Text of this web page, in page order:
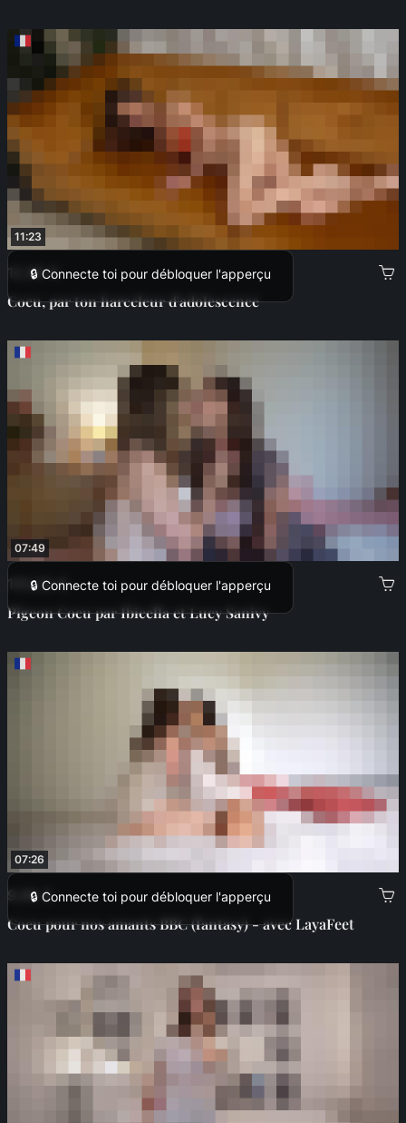
11:23
🔒 Connecte toi pour débloquer l'apperçu
12,99 €
Cocu, par ton harceleur d'adolescence
07:49
🔒 Connecte toi pour débloquer l'apperçu
100,00 €
Pigeon Cocu par Ibicella et Lucy Sanivy
07:26
🔒 Connecte toi pour débloquer l'apperçu
9,99 €
Cocu pour nos amants BBC (fantasy) - avec LayaFeet